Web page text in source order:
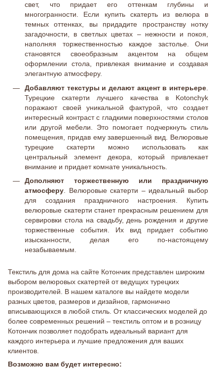
свет, что придает его оттенкам глубины и
многогранности. Если купить скатерть из велюра в
темных оттенках, вы придадите пространству нотку
загадочности, в светлых цветах – нежности и покоя,
наполняя торжественностью каждое застолье. Они
становятся своеобразным акцентом на общем
оформлении стола, привлекая внимание и создавая
элегантную атмосферу.
Добавляют текстуры и делают акцент в интерьере
Турецкие скатерти лучшего качества в Kotonchyk
поражают своей уникальной фактурой, что создает
интересный контраст с гладкими поверхностями столов
или другой мебели. Это помогает подчеркнуть стиль
помещения, придав ему завершенный вид. Велюровые
турецкие скатерти можно использовать как
центральный элемент декора, который привлекает
внимание и придает комнате уникальность.
Дополняют торжественную или праздничную
атмосферу . Велюровые скатерти – идеальный выбор
для создания праздничного настроения. Купить
велюровые скатерти станет прекрасным решением для
сервировки стола на свадьбу, день рождения и другие
торжественные события. Их вид придает событию
изысканности, делая его по-настоящему
незабываемым.
Текстиль для дома на сайте Котончик представлен широким
выбором велюровых скатертей от ведущих турецких
производителей. В нашем каталоге вы найдете модели
разных цветов, размеров и дизайнов, гармонично
вписывающихся в любой стиль. От классических моделей до
более современных решений – текстиль оптом и в розницу
Котончик позволяет подобрать идеальный вариант для
каждого интерьера и лучшие предложения для ваших
клиентов.
Возможно вам будет интересно: